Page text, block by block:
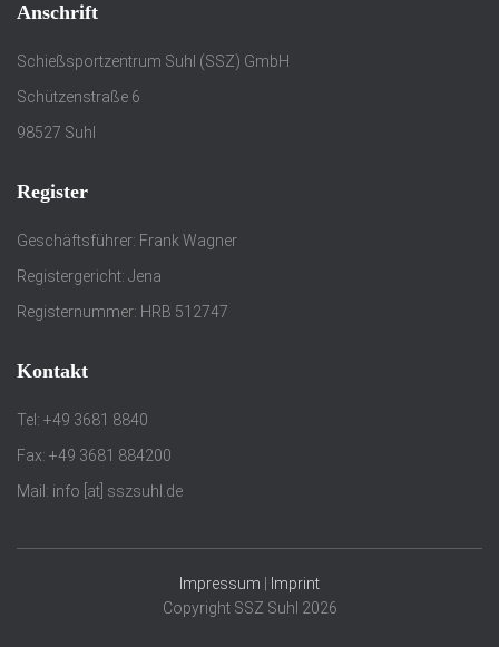
Anschrift
Schießsportzentrum Suhl (SSZ) GmbH
Schützenstraße 6
98527 Suhl
Register
Geschäftsführer: Frank Wagner
Registergericht: Jena
Registernummer: HRB 512747
Kontakt
Tel: +49 3681 8840
Fax: +49 3681 884200
Mail: info [at] sszsuhl.de
Impressum
Imprint
Copyright SSZ Suhl 2026